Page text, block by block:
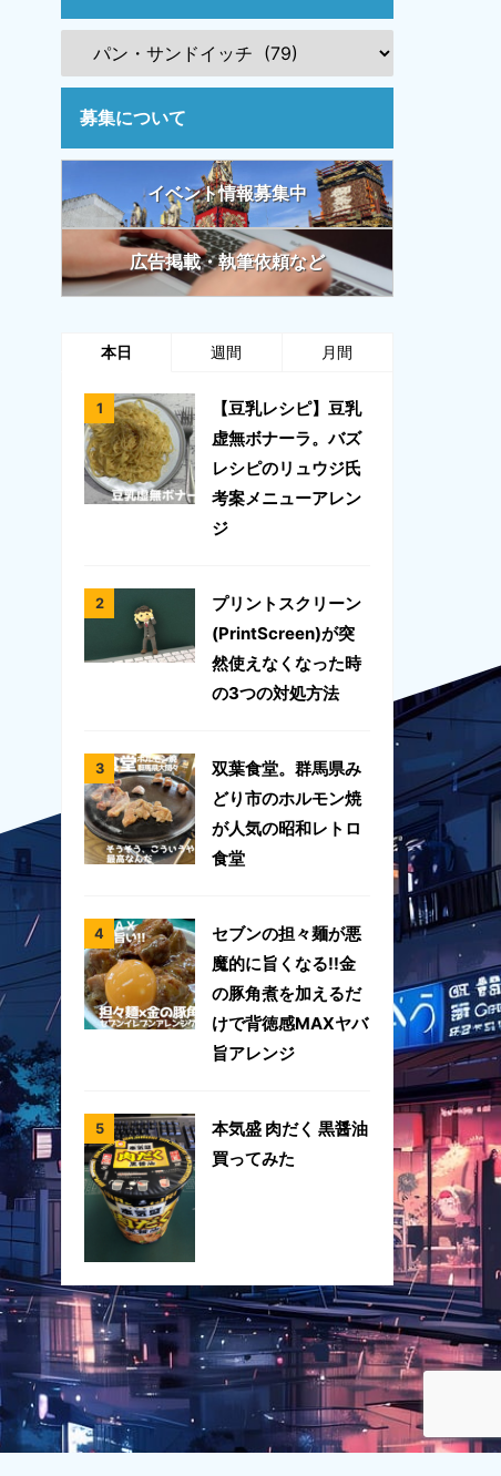
募集について
イベント情報募集中
広告掲載・執筆依頼など
本日 週間 月間
【豆乳レシピ】豆乳
虚無ボナーラ。バズ
レシピのリュウジ氏
考案メニューアレン
ジ
プリントスクリーン
(PrintScreen)が突
然使えなくなった時
の3つの対処方法
双葉食堂。群馬県み
どり市のホルモン焼
が人気の昭和レトロ
食堂
セブンの担々麺が悪
魔的に旨くなる!!金
の豚角煮を加えるだ
けで背徳感MAXヤバ
旨アレンジ
本気盛 肉だく 黒醤油
買ってみた